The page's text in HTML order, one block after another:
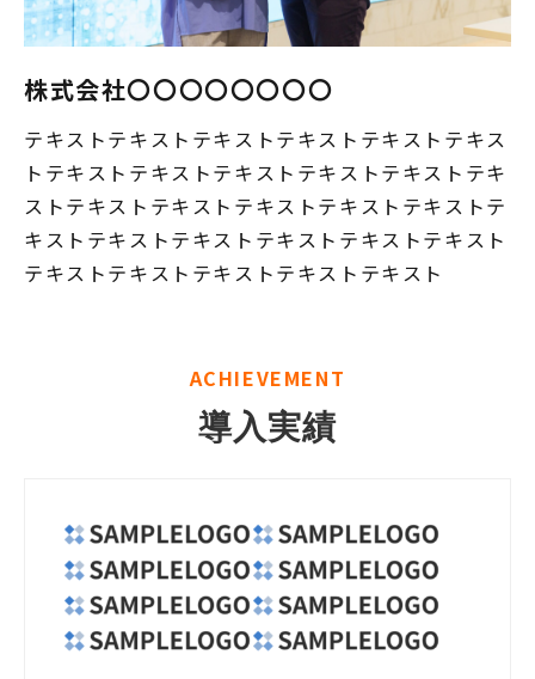
株式会社〇〇〇〇〇〇〇〇
テキストテキストテキストテキストテキストテキス
トテキストテキストテキストテキストテキストテキ
ストテキストテキストテキストテキストテキストテ
キストテキストテキストテキストテキストテキスト
テキストテキストテキストテキストテキスト
ACHIEVEMENT
導入実績